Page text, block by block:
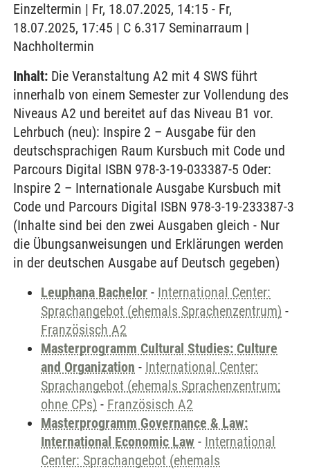
Einzeltermin | Fr, 18.07.2025, 14:15 - Fr,
18.07.2025, 17:45 | C 6.317 Seminarraum |
Nachholtermin
Inhalt: Die Veranstaltung A2 mit 4 SWS führt
innerhalb von einem Semester zur Vollendung des
Niveaus A2 und bereitet auf das Niveau B1 vor.
Lehrbuch (neu): Inspire 2 – Ausgabe für den
deutschsprachigen Raum Kursbuch mit Code und
Parcours Digital ISBN 978-3-19-033387-5 Oder:
Inspire 2 – Internationale Ausgabe Kursbuch mit
Code und Parcours Digital ISBN 978-3-19-233387-3
(Inhalte sind bei den zwei Ausgaben gleich - Nur
die Übungsanweisungen und Erklärungen werden
in der deutschen Ausgabe auf Deutsch gegeben)
Leuphana Bachelor - International Center:
Sprachangebot (ehemals Sprachenzentrum) -
Französisch A2
Masterprogramm Cultural Studies: Culture
and Organization - International Center:
Sprachangebot (ehemals Sprachenzentrum;
ohne CPs) - Französisch A2
Masterprogramm Governance & Law:
International Economic Law - International
Center: Sprachangebot (ehemals